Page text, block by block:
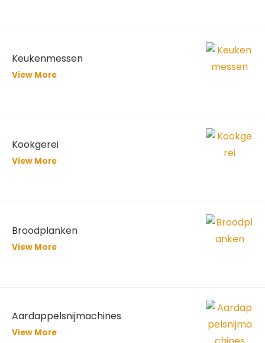
Keukenmessen
View More
Kookgerei
View More
Broodplanken
View More
Aardappelsnijmachines
View More